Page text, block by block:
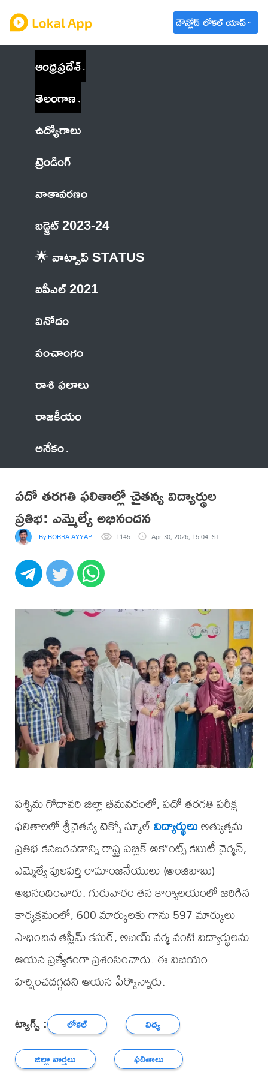
డౌన్లోడ్ లోకల్ యాప్
ఆంధ్రప్రదేశ్
తెలంగాణ
ఉద్యోగాలు
ట్రెండింగ్
వాతావరణం
బడ్జెట్ 2023-24
🌟 వాట్సాప్ STATUS
ఐపీఎల్ 2021
వినోదం
పంచాంగం
రాశి ఫలాలు
రాజకీయం
అనేకం
పదో తరగతి ఫలితాల్లో చైతన్య విద్యార్థుల
ప్రతిభ: ఎమ్మెల్యే అభినందన
By BORRA AYYAPPA 1145 Apr 30, 2026, 15:04 IST
పశ్చిమ గోదావరి జిల్లా భీమవరంలో, పదో తరగతి పరీక్ష
ఫలితాలలో శ్రీచైతన్య టెక్నో స్కూల్విద్యార్థులుఅత్యుత్తమ
ప్రతిభ కనబరచడాన్ని రాష్ట్ర పబ్లిక్ అకౌంట్స్ కమిటీ చైర్మన్,
ఎమ్మెల్యే పులపర్తి రామాంజనేయులు (అంజిబాబు)
అభినందించారు. గురువారం తన కార్యాలయంలో జరిగిన
కార్యక్రమంలో, 600 మార్కులకు గాను 597 మార్కులు
సాధించిన తస్లీమ్ కసుర్, అజయ్ వర్మ వంటి విద్యార్థులను
ఆయన ప్రత్యేకంగా ప్రశంసించారు. ఈ విజయం
హర్షించదగ్గదని ఆయన పేర్కొన్నారు.
ట్యాగ్స్ : లోకల్
విద్య
జిల్లా వార్తలు
ఫలితాలు